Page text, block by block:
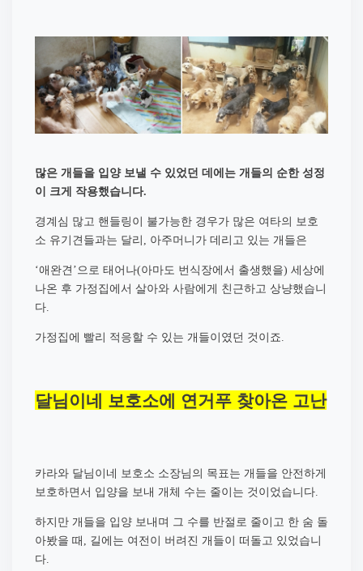
많은 개들을 입양 보낼 수 있었던 데에는 개들의 순한 성정
이 크게 작용했습니다.
경계심 많고 핸들링이 불가능한 경우가 많은 여타의 보호
소 유기견들과는 달리 , 아주머니가 데리고 있는 개들은
‘애완견 ’으로 태어나(아마도 번식장에서 출생했을) 세상에
나온 후 가정집에서 살아와 사람에게 친근하고 상냥했습니
다.
가정집에 빨리 적응할 수 있는 개들이였던 것이죠.
달님이네 보호소에 연거푸 찾아온 고난
카라와 달님이네 보호소 소장님의 목표는 개들을 안전하게
보호하면서 입양을 보내 개체 수는 줄이는 것이었습니다.
하지만 개들을 입양 보내며 그 수를 반절로 줄이고 한 숨 돌
아봤을 때 , 길에는 여전이 버려진 개들이 떠돌고 있었습니
다.